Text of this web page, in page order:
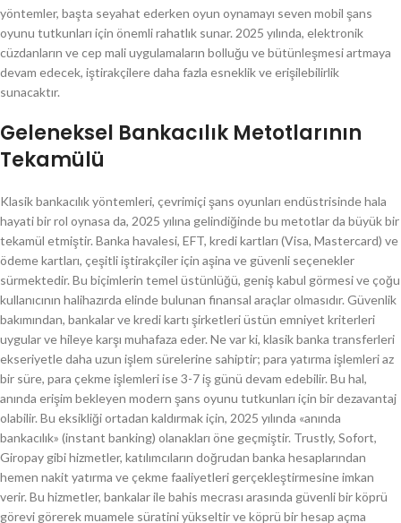
yöntemler, başta seyahat ederken oyun oynamayı seven mobil şans
oyunu tutkunları için önemli rahatlık sunar. 2025 yılında, elektronik
cüzdanların ve cep mali uygulamaların bolluğu ve bütünleşmesi artmaya
devam edecek, iştirakçilere daha fazla esneklik ve erişilebilirlik
sunacaktır.
Geleneksel Bankacılık Metotlarının
Tekamülü
Klasik bankacılık yöntemleri, çevrimiçi şans oyunları endüstrisinde hala
hayati bir rol oynasa da, 2025 yılına gelindiğinde bu metotlar da büyük bir
tekamül etmiştir. Banka havalesi, EFT, kredi kartları (Visa, Mastercard) ve
ödeme kartları, çeşitli iştirakçiler için aşina ve güvenli seçenekler
sürmektedir. Bu biçimlerin temel üstünlüğü, geniş kabul görmesi ve çoğu
kullanıcının halihazırda elinde bulunan finansal araçlar olmasıdır. Güvenlik
bakımından, bankalar ve kredi kartı şirketleri üstün emniyet kriterleri
uygular ve hileye karşı muhafaza eder. Ne var ki, klasik banka transferleri
ekseriyetle daha uzun işlem sürelerine sahiptir; para yatırma işlemleri az
bir süre, para çekme işlemleri ise 3-7 iş günü devam edebilir. Bu hal,
anında erişim bekleyen modern şans oyunu tutkunları için bir dezavantaj
olabilir. Bu eksikliği ortadan kaldırmak için, 2025 yılında «anında
bankacılık» (instant banking) olanakları öne geçmiştir. Trustly, Sofort,
Giropay gibi hizmetler, katılımcıların doğrudan banka hesaplarından
hemen nakit yatırma ve çekme faaliyetleri gerçekleştirmesine imkan
verir. Bu hizmetler, bankalar ile bahis mecrası arasında güvenli bir köprü
görevi görerek muamele süratini yükseltir ve köprü bir hesap açma